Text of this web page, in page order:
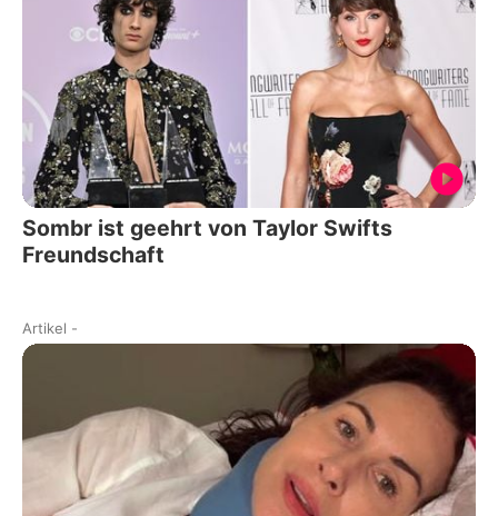
Sombr ist geehrt von Taylor Swifts
Freundschaft
Artikel -